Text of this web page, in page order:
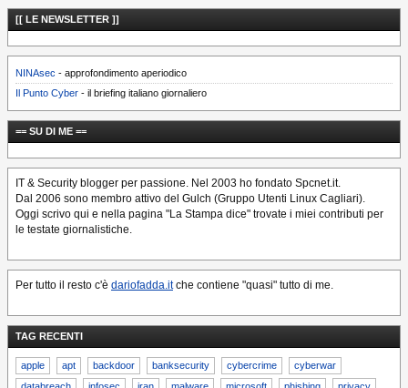
[[ LE NEWSLETTER ]]
NINAsec - approfondimento aperiodico
Il Punto Cyber - il briefing italiano giornaliero
== SU DI ME ==
IT & Security blogger per passione. Nel 2003 ho fondato Spcnet.it.
Dal 2006 sono membro attivo del Gulch (Gruppo Utenti Linux Cagliari).
Oggi scrivo qui e nella pagina "La Stampa dice" trovate i miei contributi per
le testate giornalistiche.
Per tutto il resto c'è dariofadda.itche contiene "quasi" tutto di me.
TAG RECENTI
apple apt backdoor banksecurity cybercrime
cyberwar